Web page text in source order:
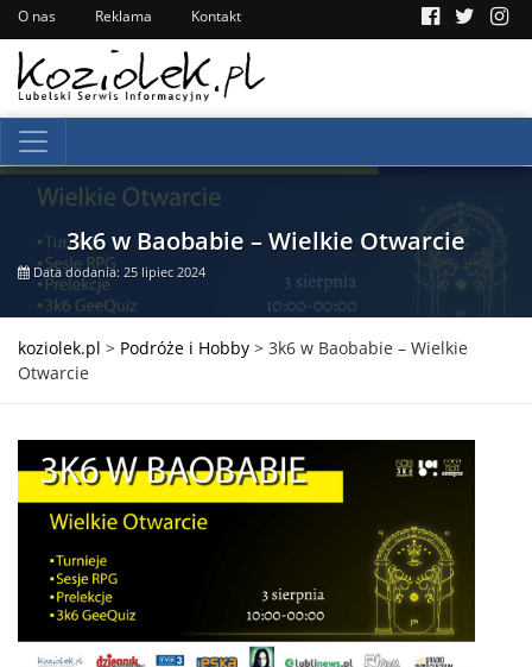
O nas Reklama Kontakt
3k6 w Baobabie – Wielkie Otwarcie
Data dodania: 25 lipiec 2024
koziolek.pl > Podróże i Hobby > 3k6 w Baobabie – Wielkie
Otwarcie